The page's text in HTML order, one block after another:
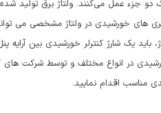
های خورشیدی در ولتاژ مشخصی می
باید یک شارژ کنترلر خورشیدی بین
در انواع مختلف و توسط شرکت های
مناسب اقدام نمایید.